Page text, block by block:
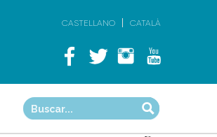
CASTELLANO CATALÀ